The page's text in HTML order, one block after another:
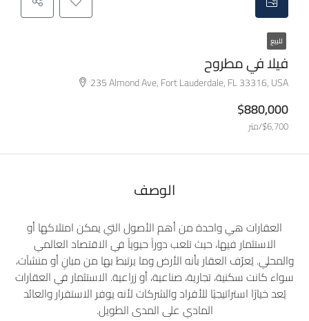
للبيع
فيلا في مطروح
235 Almond Ave, Fort Lauderdale, FL 33316, USA
$880,000
$6,700/متر
الوصف
العقارات هي واحدة من أهم الأصول التي يمكن امتلاكها أو
الاستثمار فيها، حيث تلعب دوراً حيوياً في الاقتصاد العالمي
والمحلي. يُعرّف العقار بأنه الأرض وما يرتبط بها من مبانٍ أو منشآت،
سواء كانت سكنية، تجارية، صناعية، أو زراعية. الاستثمار في العقارات
يُعد خيارًا استراتيجيًا للأفراد والشركات لأنه يوفر الاستقرار والعائد
المادي على المدى الطويل.